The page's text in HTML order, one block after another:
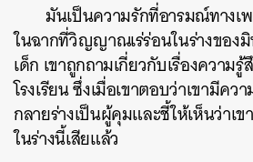
มันเป็นความรักที่อารมณ์ทาง
ในฉากที่วิญญาณเร่ร่อนในร่างของ
เด็ก เขาถูกถามเกี่ยวกับเรื่องควา
โรงเรียน ซึ่งเมื่อเขาตอบว่าเขามีค
กลายร่างเป็นผู้คุมและชี้ให้เห็นว่าเข
ในร่างนี้เสียแล้ว